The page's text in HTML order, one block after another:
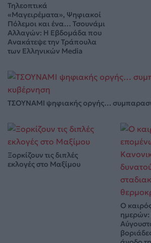
Τηλεοπτικά
«Μαγειρέματα», Ψηφιακοί
Πόλεμοι και ένα… Τσουνάμι
Αλλαγών: Η Εβδομάδα που
Ανακάτεψε την Τράπουλα
των Ελληνικών Media
ΤΣΟΥΝΑΜΙ ψηφιακής οργής…
Ξορκίζουν τις διπλές
εκλογές στο Μαξίμου
Ο
ημερών: